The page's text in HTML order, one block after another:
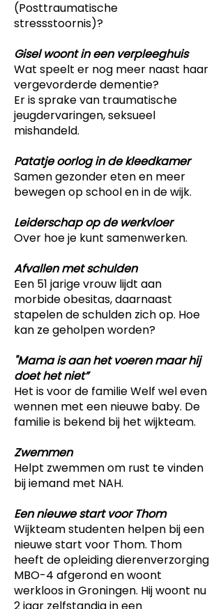
(Posttraumatische
stressstoornis)?
Gisel woont in een verpleeghuis
Wat speelt er nog meer naast haar
vergevorderde dementie?
Er is sprake van traumatische
jeugdervaringen, seksueel
mishandeld.
Patatje oorlog in de kleedkamer
Samen gezonder eten en meer
bewegen op school en in de wijk.
Leiderschap op de werkvloer
Over hoe je kunt samenwerken.
Afvallen met schulden
Een 51 jarige vrouw lijdt aan
morbide obesitas, daarnaast
stapelen de schulden zich op. Hoe
kan ze geholpen worden?
"Mama is aan het voeren maar hij
doet het niet”
Het is voor de familie Welf wel even
wennen met een nieuwe baby. De
familie is bekend bij het wijkteam.
Zwemmen
Helpt zwemmen om rust te vinden
bij iemand met NAH.
Een nieuwe start voor Thom
Wijkteam studenten helpen bij een
nieuwe start voor Thom. Thom
heeft de opleiding dierenverzorging
MBO-4 afgerond en woont
werkloos in Groningen. Hij woont nu